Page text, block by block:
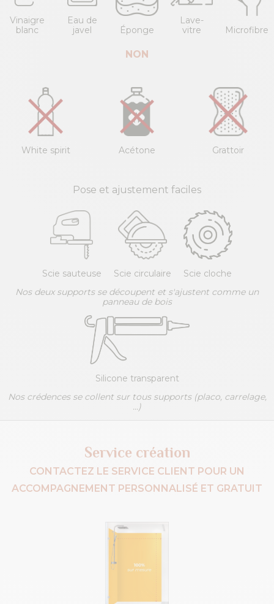
Vinaigre
blanc
Eau de
javel
Éponge
Lave-
vitre
Microfibre
NON
White spirit Acétone Grattoir
Pose et ajustement faciles
Scie sauteuse Scie circulaire
Scie cloche
Nos deux supports se découpent et s'ajustent comme un
panneau de bois
Silicone transparent
Nos crédences se collent sur tous supports (placo, carrelage,
...)
Service création
CONTACTEZ LE SERVICE CLIENT POUR UN
ACCOMPAGNEMENT PERSONNALISÉ ET GRATUIT